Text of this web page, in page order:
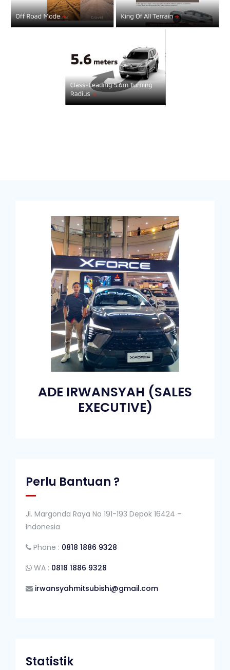
ADE IRWANSYAH (SALES
EXECUTIVE)
Perlu Bantuan ?
Jl. Margonda Raya No 191-193 Depok 16424 –
Indonesia
Phone : 0818 1886 9328
WA : 0818 1886 9328
irwansyahmitsubishi@gmail.com
Statistik